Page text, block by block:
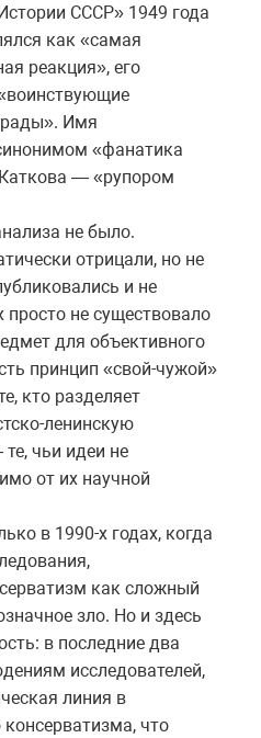
СССР» 1949 года
как «самая
реакция», его
Имя
«фанатика
— «рупором
не было.
отрицали, но не
и не
не существовало
для объективного
принцип «свой-чужой»
кто разделяет
ленинскую
чьи идеи не
от их научной
в 1990-х годах, когда
как сложный
зло. Но и здесь
в последние два
исследователей,
линия в
что